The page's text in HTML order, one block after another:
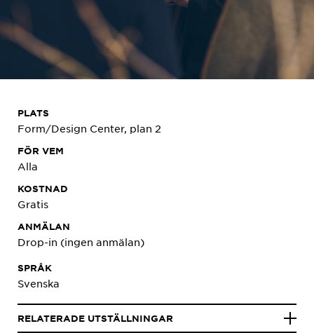
PLATS
Form/Design Center, plan 2
FÖR VEM
Alla
KOSTNAD
Gratis
ANMÄLAN
Drop-in (ingen anmälan)
SPRÅK
Svenska
RELATERADE UTSTÄLLNINGAR